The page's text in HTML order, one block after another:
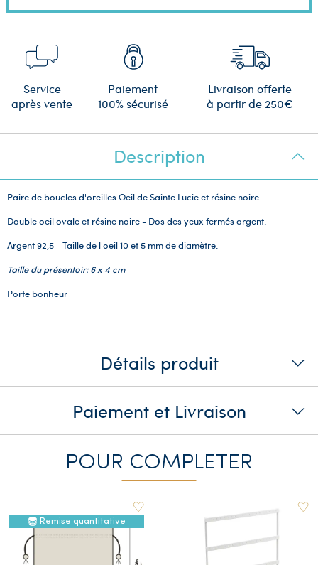
Service
après vente
Paiement
100% sécurisé
Livraison offerte
à partir de 250€
Description
Paire de boucles d'oreilles Oeil de Sainte Lucie et résine noire.
Double oeil ovale et résine noire - Dos des yeux fermés argent.
Argent 92,5 - Taille de l'oeil 10 et 5 mm de diamètre.
Taille du présentoir:6 x 4 cm
Porte bonheur
Détails produit
Paiement et Livraison
POUR COMPLETER
Remise quantitative